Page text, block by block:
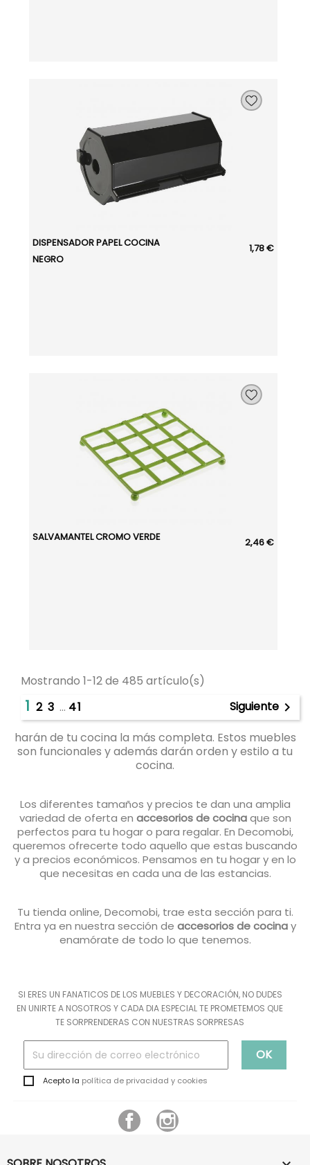
DISPENSADOR PAPEL COCINA
NEGRO
1,78 €
SALVAMANTEL CROMO VERDE 2,46 €
Mostrando 1-12 de 485 artículo(s)
1 2 3 … 41 Siguiente 
harán de tu cocina la más completa. Estos muebles
son funcionales y además darán orden y estilo a tu
cocina.
Los diferentes tamaños y precios te dan una amplia
variedad de oferta en accesorios de cocinaque son
perfectos para tu hogar o para regalar. En Decomobi,
queremos ofrecerte todo aquello que estas buscando
y a precios económicos. Pensamos en tu hogar y en lo
que necesitas en cada una de las estancias.
Tu tienda online, Decomobi, trae esta sección para ti.
Entra ya en nuestra sección de accesorios de cocinay
enamórate de todo lo que tenemos.
SI ERES UN FANATICOS DE LOS MUEBLES Y DECORACIÓN, NO DUDES
EN UNIRTE A NOSOTROS Y CADA DIA ESPECIAL TE PROMETEMOS QUE
TE SORPRENDERAS CON NUESTRAS SORPRESAS
Acepto la política de privacidad y cookies
Facebook